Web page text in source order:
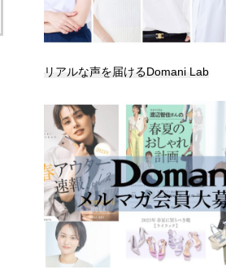
リアルな声を届けるDomani Lab